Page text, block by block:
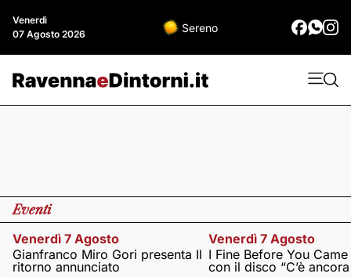
Venerdì
07 Agosto 2026
Sereno
Eventi
Venerdì 7 Agosto
Gianfranco Miro Gori presenta Il
ritorno annunciato
Venerdì 7 Agosto
I Fine Before You
con il disco “C’è